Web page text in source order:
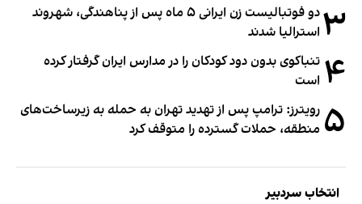
۳
دو فوتبالیست زن ایرانی ۵ ماه پس از پناهندگی، شهروند
استرالیا شدند
۴ تنباکوی بدون دود کودکان را در مدارس ایران گرفتار کرده
است
۵ رویترز: ترامپ پس از تهدید تهران به حمله به زیرساخت‌های
منطقه، حملات گسترده را متوقف کرد
انتخاب سردبیر